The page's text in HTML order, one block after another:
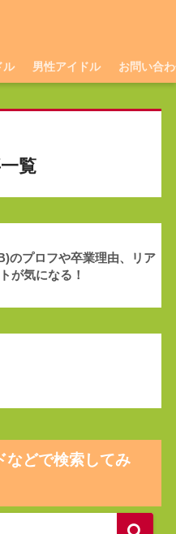
ル 男性アイドル お問い合
覧
のプロフや卒業理由、リア
が気になる！
などで検索してみ